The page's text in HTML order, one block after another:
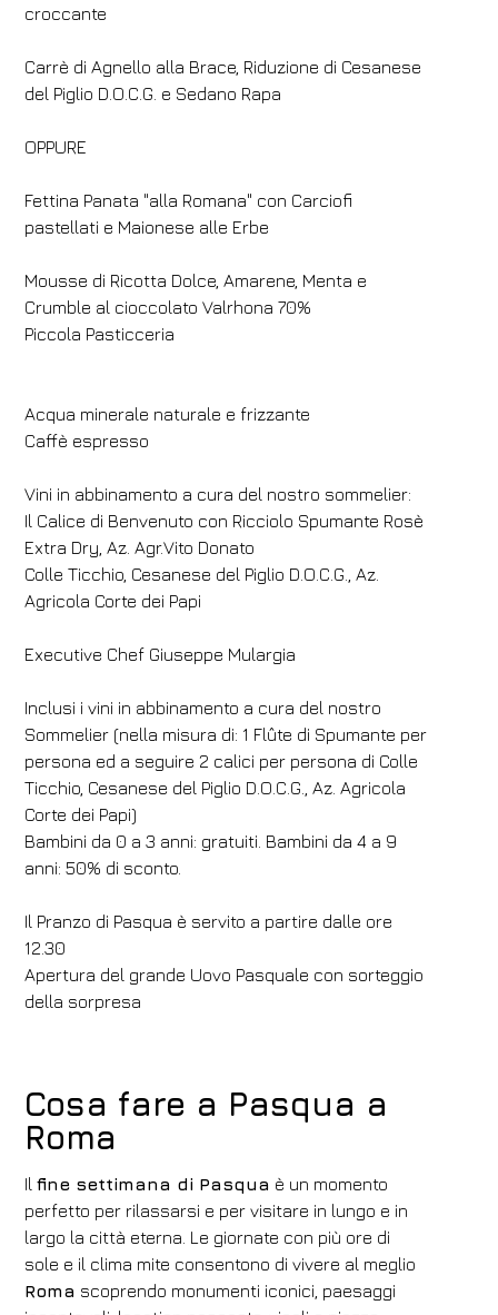
Camere
Codice sconto
Modifica prenotazione
croccante
Carrè di Agnello alla Brace, Riduzione di Cesanese
del Piglio D.O.C.G. e Sedano Rapa
OPPURE
Fettina Panata "alla Romana" con Carciofi
pastellati e Maionese alle Erbe
Mousse di Ricotta Dolce, Amarene, Menta e
Crumble al cioccolato Valrhona 70%
Piccola Pasticceria
Acqua minerale naturale e frizzante
Caffè espresso
Vini in abbinamento a cura del nostro sommelier:
Il Calice di Benvenuto con Ricciolo Spumante Rosè
Extra Dry, Az. Agr.Vito Donato
Colle Ticchio, Cesanese del Piglio D.O.C.G., Az.
Agricola Corte dei Papi
Executive Chef Giuseppe Mulargia
Inclusi i vini in abbinamento a cura del nostro
Sommelier (nella misura di: 1 Flûte di Spumante per
persona ed a seguire 2 calici per persona di Colle
Ticchio, Cesanese del Piglio D.O.C.G., Az. Agricola
Corte dei Papi)
Bambini da 0 a 3 anni: gratuiti. Bambini da 4 a 9
anni: 50% di sconto.
Il Pranzo di Pasqua è servito a partire dalle ore
12.30
Apertura del grande Uovo Pasquale con sorteggio
della sorpresa
Cosa fare a Pasqua a
Roma
Ilfine settimana di Pasqua è un momento
perfetto per rilassarsi e per visitare in lungo e in
largo la città eterna. Le giornate con più ore di
sole e il clima mite consentono di vivere al meglio
Roma scoprendo monumenti iconici, paesaggi